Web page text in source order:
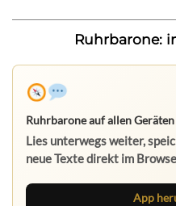
Ruhrbarone:
Ruhrbarone auf allen Geräten
Lies unterwegs weiter,
neue Texte direkt im
App